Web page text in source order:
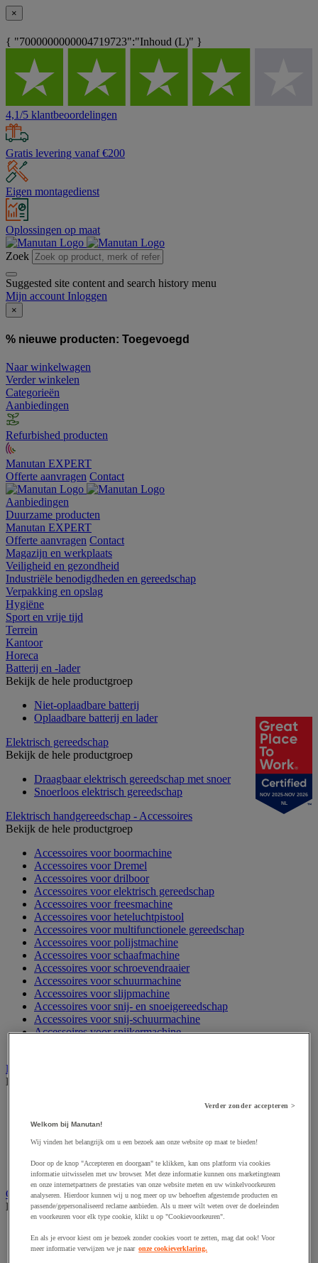
×
{ "7000000000004719723":"Inhoud (L)" }
4,1/5 klantbeoordelingen
Gratis levering vanaf €200
Eigen montagedienst
Oplossingen op maat
Zoek
Suggested site content and search history menu
Mijn account Inloggen
×
% nieuwe producten: Toegevoegd
Naar winkelwagen
Verder winkelen
Categorieën
Aanbiedingen
Refurbished producten
Manutan EXPERT
Offerte aanvragen Contact
Aanbiedingen
Duurzame producten
Manutan EXPERT
Offerte aanvragen Contact
Magazijn en werkplaats
Veiligheid en gezondheid
Industriële benodigdheden en gereedschap
Verpakking en opslag
Hygiëne
Sport en vrije tijd
Terrein
Kantoor
Horeca
Batterij en -lader
Bekijk de hele productgroep
Niet-oplaadbare batterij
Oplaadbare batterij en lader
Elektrisch gereedschap
Bekijk de hele productgroep
Draagbaar elektrisch gereedschap met snoer
Snoerloos elektrisch gereedschap
Elektrisch handgereedschap - Accessoires
Bekijk de hele productgroep
Accessoires voor boormachine
Accessoires voor Dremel
Accessoires voor drilboor
Accessoires voor elektrisch gereedschap
Accessoires voor freesmachine
Accessoires voor heteluchtpistool
Accessoires voor multifunctionele gereedschap
Accessoires voor polijstmachine
Accessoires voor schaafmachine
Accessoires voor schroevendraaier
Accessoires voor schuurmachine
Accessoires voor slijpmachine
Accessoires voor snij- en snoeigereedschap
Accessoires voor snij-schuurmachine
Accessoires voor spijkermachine
Elektrische toebehoren en verlichting
Bekijk de hele productgroep
Accessoires voor elektrisch schakelpaneel
Elektrische kabel
Elektrische uitrusting
Wandcontactdoos en schakelaar
Gereedschap opbergen
Bekijk de hele productgroep
Gereedschapskist en opbergtas
Gereedschapskoffer en versterkte kist
NOV 2025-NOV 2026
NL
Verder zonder accepteren >
Welkom bij Manutan!
Wij vinden het belangrijk om u een bezoek aan onze website op maat te bieden!
Door op de knop "Accepteren en doorgaan" te klikken, kan ons platform via cookies
informatie uitwisselen met uw browser. Met deze informatie kunnen ons marketingteam
en onze internetpartners de prestaties van onze website meten en uw winkelvoorkeuren
analyseren. Hierdoor kunnen wij u nog meer op uw behoeften afgestemde producten en
passende/gepersonaliseerd reclame aanbieden. Als u meer wilt weten over de doeleinden
en voorkeuren voor elk type cookie, klikt u op "Cookievoorkeuren".
En als je ervoor kiest om je bezoek zonder cookies voort te zetten, mag dat ook! Voor
meer informatie verwijzen we je naar onze cookieverklaring.